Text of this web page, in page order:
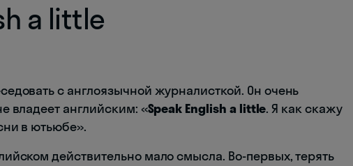
a little
с англоязычной журналисткой. Он очень
владеет английским: «Speak English a little. Я как скажу
в ютьюбе».
действительно мало смысла. Во-первых, терять